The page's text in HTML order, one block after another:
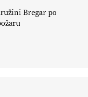
POMLADITEV
UKRAJINA vs.
kmetija
Bregar po